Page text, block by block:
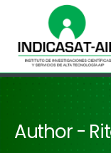
Author -